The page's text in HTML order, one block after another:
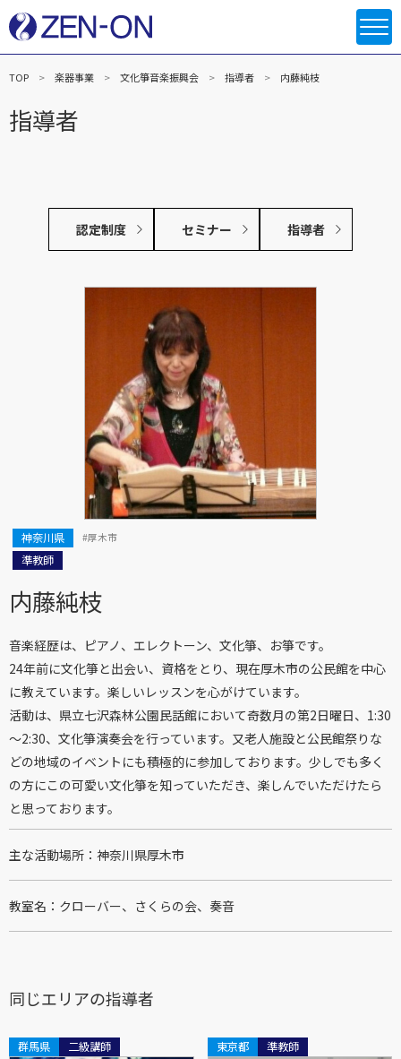
TOP 楽器事業 文化箏音楽振興会 指導者 内藤純枝
指導者
認定制度 セミナー 指導者
神奈川県 #厚木市
準教師
内藤純枝
音楽経歴は、ピアノ、エレクトーン、文化箏、お箏です。
24年前に文化箏と出会い、資格をとり、現在厚木市の公民館を中心
に教えています。楽しいレッスンを心がけています。
活動は、県立七沢森林公園民話館において奇数月の第2日曜日、1:30
～2:30、文化箏演奏会を行っています。又老人施設と公民館祭りな
どの地域のイベントにも積極的に参加しております。少しでも多く
の方にこの可愛い文化箏を知っていただき、楽しんでいただけたら
と思っております。
主な活動場所 神奈川県厚木市
教室名 クローバー、さくらの会、奏音
同じエリアの指導者
群馬県 二級講師 東京都 準教師